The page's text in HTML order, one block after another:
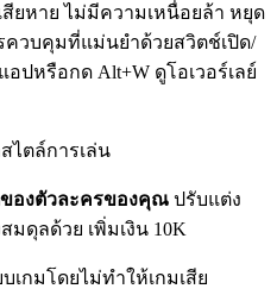
ยหาย ไม่มีความเหนื่อยล้า หยุด
ควบคุมที่แม่นยำด้วยสวิตช์เปิด/
ปหรือกด Alt+W ดูโอเวอร์เลย์
ไตล์การเล่น
ของตัวละครของคุณ ปรับแต่ง
ดุลด้วย เพิ่มเงิน 10K
เกมโดยไม่ทำให้เกมเสีย